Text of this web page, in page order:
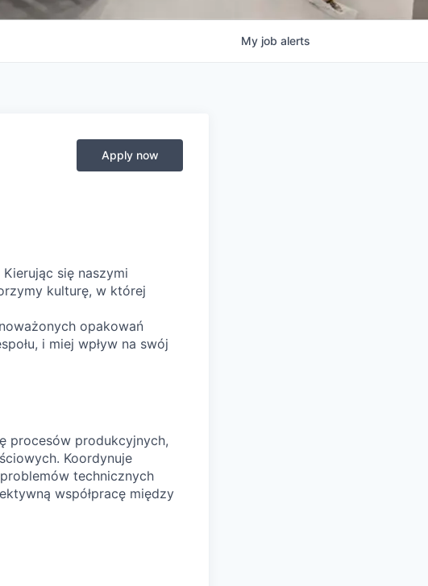
My job alerts
Apply now
się naszymi
kulturę, w której
opakowań
i miej wpływ na swój
procesów produkcyjnych,
Koordynuje
technicznych
współpracę między